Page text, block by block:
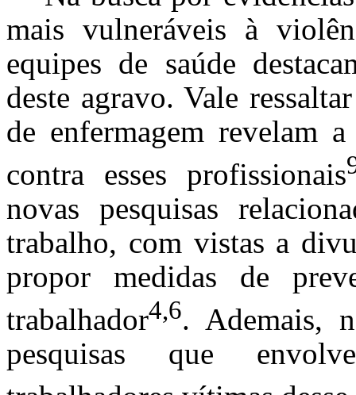
mais vulneráveis à
equipes de saúde
deste agravo. Vale
de enfermagem revelam
contra esses profissionais
novas pesquisas
trabalho, com vistas a
propor medidas de
trabalhador4,6. Ademais,
pesquisas que